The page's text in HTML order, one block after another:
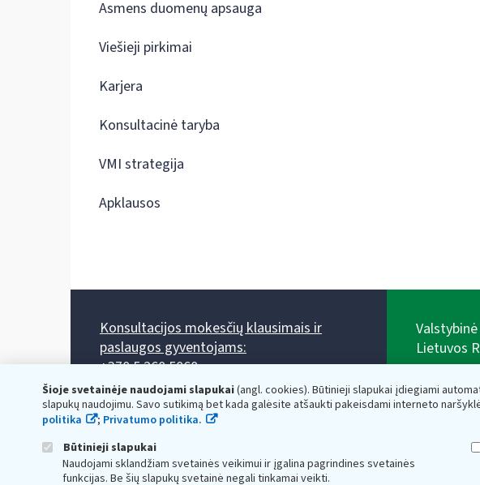
Šioje svetainėje naudojami slapukai(angl. cookies). Būtinieji slapukai įdiegiami
slapukų naudojimu. Savo sutikimą bet kada galėsite atšaukti pakeisdami interneto
politika
; Privatumo politika.
Būtinieji slapukai
Naudojami sklandžiam svetainės veikimui ir įgalina pagrindines svetainės
funkcijas. Be šių slapukų svetainė negali tinkamai veikti.
Asmens duomenų apsauga
Viešieji pirkimai
Karjera
Konsultacinė taryba
VMI strategija
Apklausos
Konsultacijos mokesčių klausimais ir
paslaugos gyventojams:
+370 5 260 5060
Darbo laikas: I-IV 8.00-17.00, V 8.00-15.45.
Prieššventinę dieną - viena valanda trumpiau.
Kiekvieno mėnesio antrą penktadienį 8.00 val. - 12.00 val.
Mano VMI
Lietuvos
adresas:
el.paštas:
Lietuvos
saugomi